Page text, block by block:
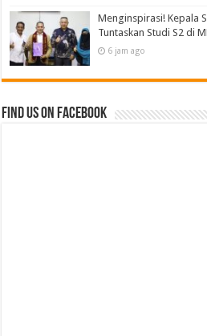
Menginspirasi! Kepala
Tuntaskan Studi S2 di
6 jam ago
Find us on Facebook